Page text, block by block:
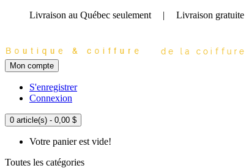
Livraison au Québec seulement | Livraison gratuite
Mon compte
S'enregistrer
Connexion
0 article(s) - 0,00 $
Votre panier est vide!
Toutes les catégories